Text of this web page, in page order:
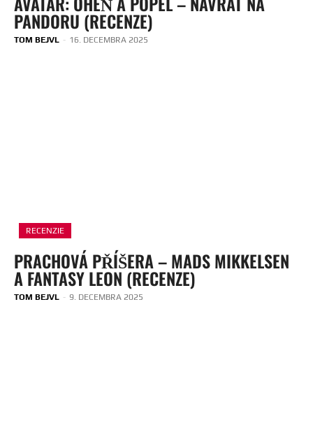
PANDORU (RECENZE)
TOM BEJVL - 16. DECEMBRA 2025
RECENZIE
PRACHOVÁ PŘÍŠERA – MADS MIKKELSEN
A FANTASY LEON (RECENZE)
TOM BEJVL - 9. DECEMBRA 2025